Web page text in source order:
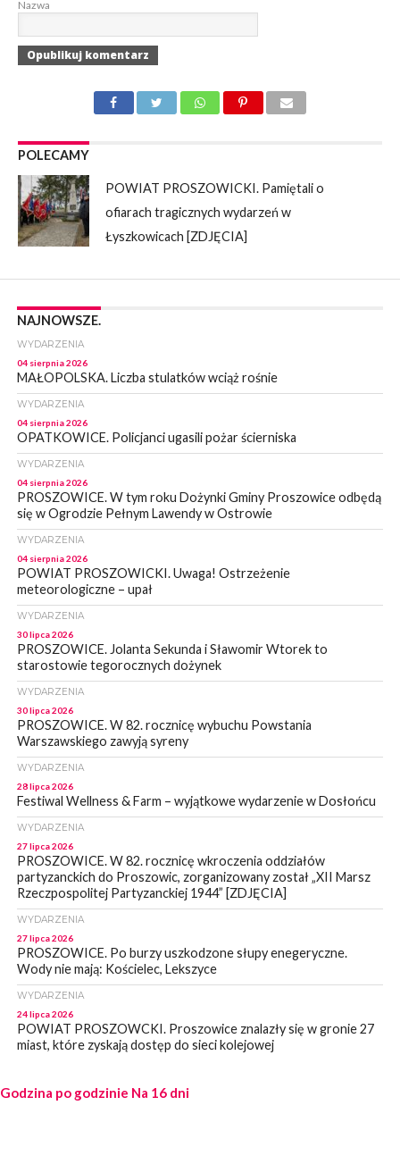
Nazwa
POLECAMY
POWIAT PROSZOWICKI. Pamiętali o
ofiarach tragicznych wydarzeń w
Łyszkowicach [ZDJĘCIA]
NAJNOWSZE.
WYDARZENIA
04 sierpnia 2026
MAŁOPOLSKA. Liczba stulatków wciąż rośnie
WYDARZENIA
04 sierpnia 2026
OPATKOWICE. Policjanci ugasili pożar ścierniska
WYDARZENIA
04 sierpnia 2026
PROSZOWICE. W tym roku Dożynki Gminy Proszowice odbędą
się w Ogrodzie Pełnym Lawendy w Ostrowie
WYDARZENIA
04 sierpnia 2026
POWIAT PROSZOWICKI. Uwaga! Ostrzeżenie
meteorologiczne – upał
WYDARZENIA
30 lipca 2026
PROSZOWICE. Jolanta Sekunda i Sławomir Wtorek to
starostowie tegorocznych dożynek
WYDARZENIA
30 lipca 2026
PROSZOWICE. W 82. rocznicę wybuchu Powstania
Warszawskiego zawyją syreny
WYDARZENIA
28 lipca 2026
Festiwal Wellness & Farm – wyjątkowe wydarzenie w Dosłońcu
WYDARZENIA
27 lipca 2026
PROSZOWICE. W 82. rocznicę wkroczenia oddziałów
partyzanckich do Proszowic, zorganizowany został „XII Marsz
Rzeczpospolitej Partyzanckiej 1944” [ZDJĘCIA]
WYDARZENIA
27 lipca 2026
PROSZOWICE. Po burzy uszkodzone słupy enegeryczne.
Wody nie mają: Kościelec, Lekszyce
WYDARZENIA
24 lipca 2026
POWIAT PROSZOWCKI. Proszowice znalazły się w gronie 27
miast, które zyskają dostęp do sieci kolejowej
23 lipca 2026
POWIAT PROSZOWICE. Obchody Święta Policji w
Godzina po godzinie Na 16 dni